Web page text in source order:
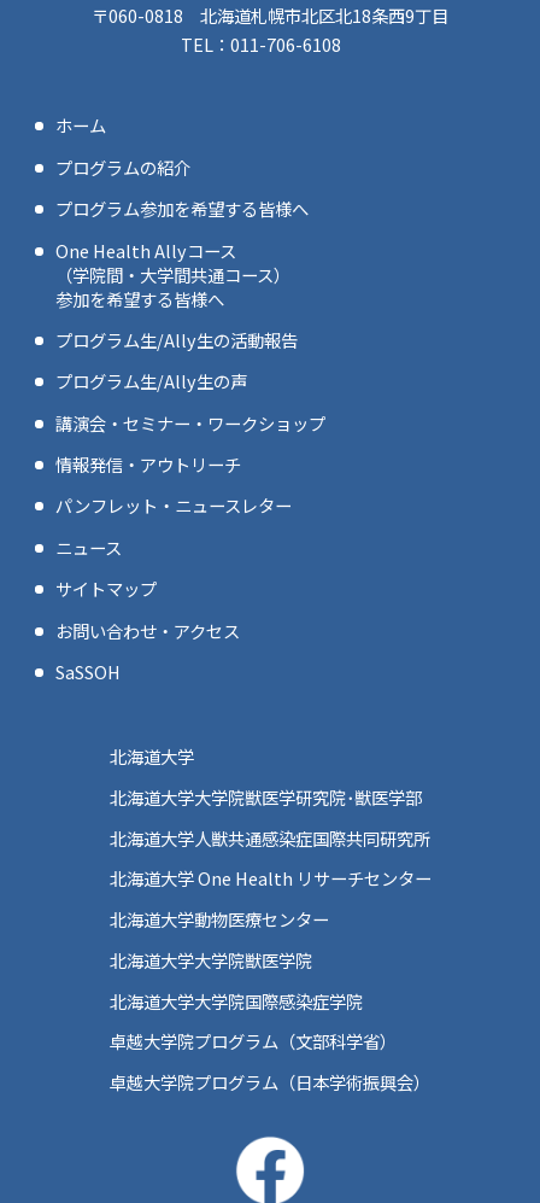
〒060-0818 北海道札幌市北区北18条西9丁目
TEL：011-706-6108
ホーム
プログラムの紹介
プログラム参加を希望する皆様へ
One Health Allyコース
（学院間・大学間共通コース）
参加を希望する皆様へ
プログラム生/Ally生の活動報告
プログラム生/Ally生の声
講演会・セミナー・ワークショップ
情報発信・アウトリーチ
パンフレット・ニュースレター
ニュース
サイトマップ
お問い合わせ・アクセス
SaSSOH
北海道大学
北海道大学大学院獣医学研究院･獣医学部
北海道大学人獣共通感染症国際共同研究所
北海道大学 One Health リサーチセンター
北海道大学動物医療センター
北海道大学大学院獣医学院
北海道大学大学院国際感染症学院
卓越大学院プログラム（文部科学省）
卓越大学院プログラム（日本学術振興会）